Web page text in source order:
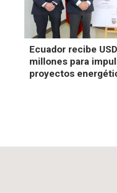
Ecuador recibe
millones para
proyectos